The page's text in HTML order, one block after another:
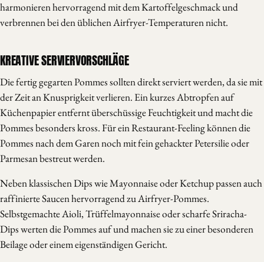
harmonieren hervorragend mit dem Kartoffelgeschmack und
verbrennen bei den üblichen Airfryer-Temperaturen nicht.
KREATIVE SERVIERVORSCHLÄGE
Die fertig gegarten Pommes sollten direkt serviert werden, da sie mit
der Zeit an Knusprigkeit verlieren. Ein kurzes Abtropfen auf
Küchenpapier entfernt überschüssige Feuchtigkeit und macht die
Pommes besonders kross. Für ein Restaurant-Feeling können die
Pommes nach dem Garen noch mit fein gehackter Petersilie oder
Parmesan bestreut werden.
Neben klassischen Dips wie Mayonnaise oder Ketchup passen auch
raffinierte Saucen hervorragend zu Airfryer-Pommes.
Selbstgemachte Aioli, Trüffelmayonnaise oder scharfe Sriracha-
Dips werten die Pommes auf und machen sie zu einer besonderen
Beilage oder einem eigenständigen Gericht.